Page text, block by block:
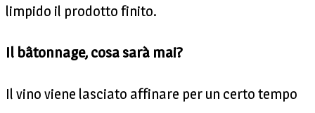
limpido il prodotto finito.
Il bâtonnage, cosa sarà mai?
Il vino viene lasciato affinare per un certo tempo